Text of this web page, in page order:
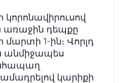
առաջին դեպքը
մարտի 1-ին։ Վորլդ
անմիջապես
կարիքի